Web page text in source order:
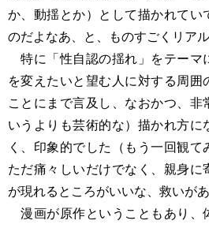
か、動揺とか）として描かれてい
のだよなあ、と、ものすごくリア
特に「性自認の揺れ」をテーマ
を変えたいと望む人に対する周囲
ことにまで言及し、なおかつ、非
いうよりも芸術的な）描かれ方に
く、印象的でした（もう一回観て
ただ痛々しいだけでなく、親身に
が現れるところがいいな、救いが
漫画が原作ということもあり、